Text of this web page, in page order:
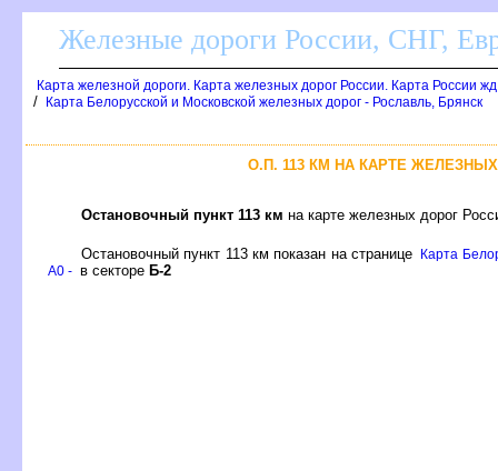
Железные дороги России, СНГ,
Карта железной дороги. Карта железных дорог России. Карта России
/ Карта Белорусской и Московской железных дорог - Рославль, Брянск
О.П. 113 КМ НА КАРТЕ
Остановочный пункт 113 км на карте железных дорог
Остановочный пункт 113 км показан на странице Карта
A0 - секторе Б-2